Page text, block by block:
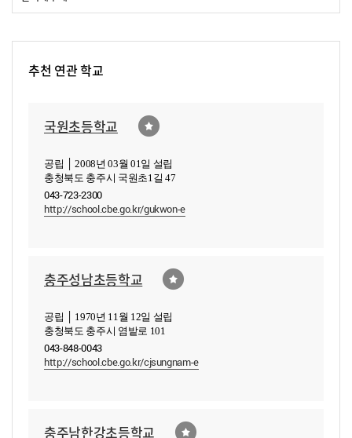
추천 연관 학교
국원초등학교
공립 │ 2008년 03월 01일 설립
충청북도 충주시 국원초1길 47
043-723-2300
http://school.cbe.go.kr/gukwon-e
충주성남초등학교
공립 │ 1970년 11월 12일 설립
충청북도 충주시 염밭로 101
043-848-0043
http://school.cbe.go.kr/cjsungnam-e
충주남한강초등학교